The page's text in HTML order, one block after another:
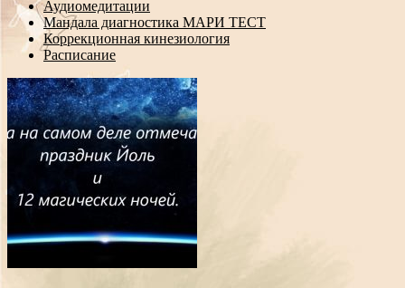
Аудиомедитации
Мандала диагностика МАРИ ТЕСТ
Коррекционная кинезиология
Расписание